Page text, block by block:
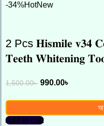
-34%HotNew
2 Pcs 𝐇𝐢𝐬𝐦𝐢𝐥𝐞 𝐯𝟑𝟒
𝐓𝐞𝐞𝐭𝐡 𝐖𝐡𝐢𝐭𝐞𝐧𝐢𝐧𝐠
1,500.00৳ 990.00৳
Add to cart